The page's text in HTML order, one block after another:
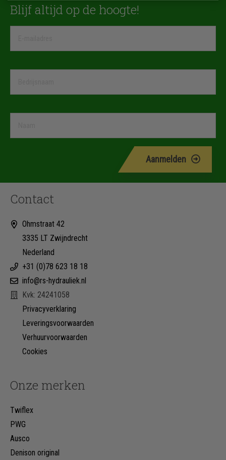
Blijf altijd op de hoogte!
Aanmelden
Onze merken
Twiflex
PWG
Ausco
Denison original
Contact
Ohmstraat 42
3335 LT Zwijndrecht
Nederland
+31 (0)78 623 18 18
info@rs-hydrauliek.nl
Kvk: 24241058
Privacyverklaring
Leveringsvoorwaarden
Verhuurvoorwaarden
Cookies